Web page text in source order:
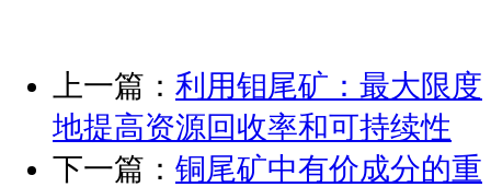
上一篇： 利用钼尾矿：最大限度
地提高资源回收率和可持续性
下一篇： 铜尾矿中有价成分的重